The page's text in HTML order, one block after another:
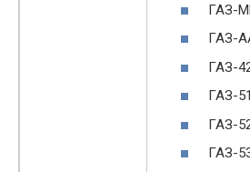
ГАЗ-
ГАЗ-
ГАЗ-
ГАЗ-51
ГАЗ-
ГАЗ-